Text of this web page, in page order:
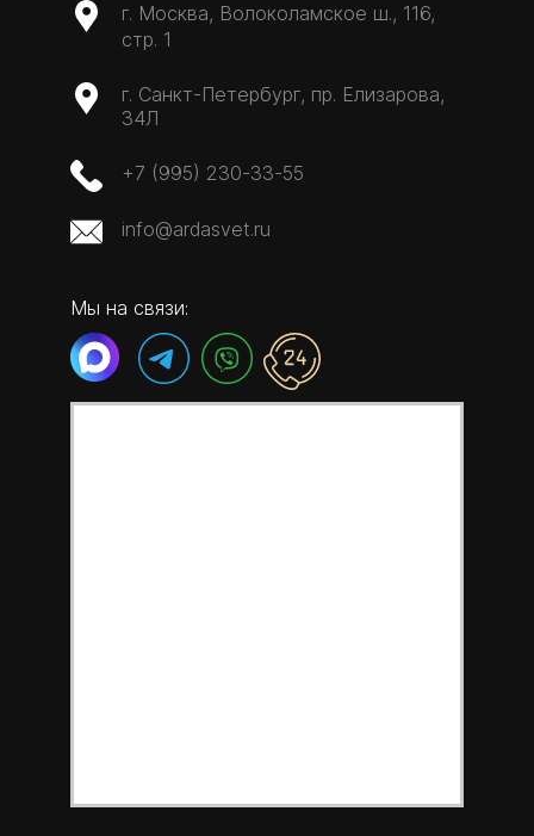
г. Москва, Волоколамское ш., 116,
стр. 1
г. Санкт-Петербург, пр. Елизарова,
34Л
+7 (995) 230-33-55
info@ardasvet.ru
Мы на связи: